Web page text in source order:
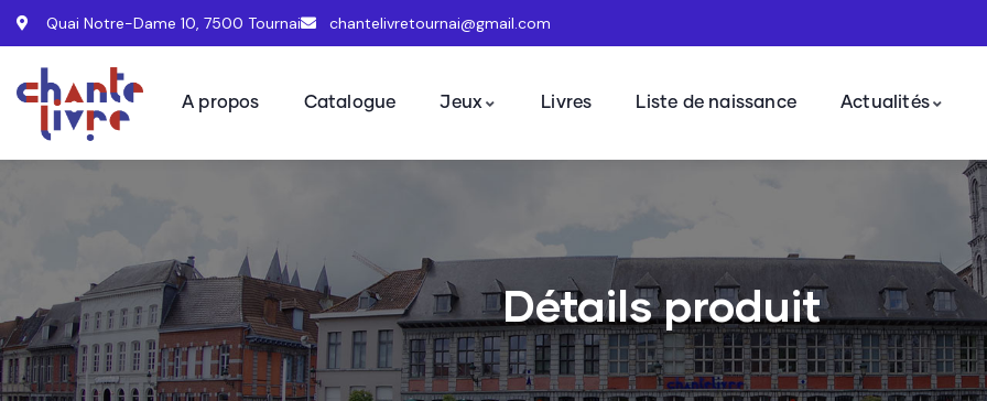
Quai Notre-Dame 10, 7500 Tournai chantelivretournai@gmail.com
A propos Catalogue Jeux Livres Liste de naissance Actualités
Détails produit